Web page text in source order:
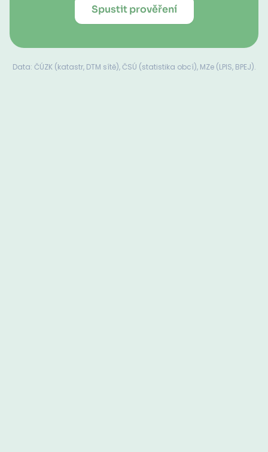
Spustit prověření
Data: ČÚZK (katastr, DTM sítě), ČSÚ (statistika obcí), MZe (LPIS, BPEJ).